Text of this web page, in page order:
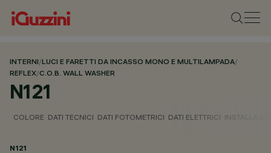
INTERNI/LUCI E FARETTI DA INCASSO MONO E MULTILAMPADA/
REFLEX/C.O.B. WALL WASHER
N121
COLORE DATI TECNICI DATI FOTOMETRICI DATI ELETTRICI
N121